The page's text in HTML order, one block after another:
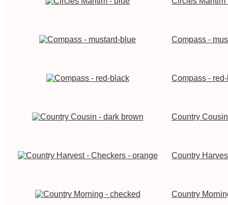
Compass -
Compass -
Country
Country
Country